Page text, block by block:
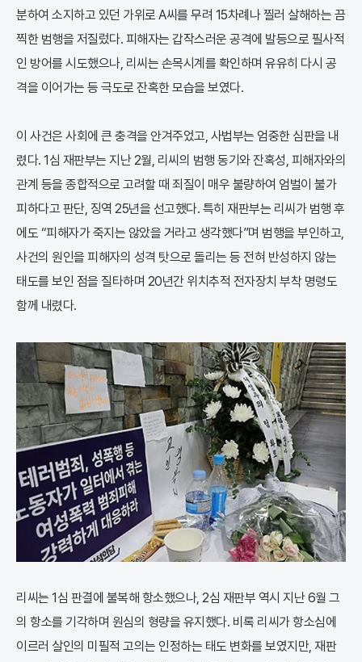
분하여 소지하고 있던 가위로 A씨를 무려 15차례나 찔러 살해하는 끔
찍한 범행을 저질렀다. 피해자는 갑작스러운 공격에 발등으로 필사적
인 방어를 시도했으나, 리씨는 손목시계를 확인하며 유유히 다시 공
격을 이어가는 등 극도로 잔혹한 모습을 보였다.
이 사건은 사회에 큰 충격을 안겨주었고, 사법부는 엄중한 심판을 내
렸다. 1심 재판부는 지난 2월, 리씨의 범행 동기와 잔혹성, 피해자와의
관계 등을 종합적으로 고려할 때 죄질이 매우 불량하여 엄벌이 불가
피하다고 판단, 징역 25년을 선고했다. 특히 재판부는 리씨가 범행 후
에도 “피해자가 죽지는 않았을 거라고 생각했다”며 범행을 부인하고,
사건의 원인을 피해자의 성격 탓으로 돌리는 등 전혀 반성하지 않는
태도를 보인 점을 질타하며 20년간 위치추적 전자장치 부착 명령도
함께 내렸다.
리씨는 1심 판결에 불복해 항소했으나, 2심 재판부 역시 지난 6월 그
의 항소를 기각하며 원심의 형량을 유지했다. 비록 리씨가 항소심에
이르러 살인의 미필적 고의는 인정하는 태도 변화를 보였지만, 재판